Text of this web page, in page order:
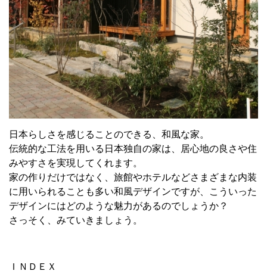
日本らしさを感じることのできる、和風な家。
伝統的な工法を用いる日本独自の家は、居心地の良さや住
みやすさを実現してくれます。
家の作りだけではなく、旅館やホテルなどさまざまな内装
に用いられることも多い和風デザインですが、こういった
デザインにはどのような魅力があるのでしょうか？
さっそく、みていきましょう。
ＩＮＤＥＸ